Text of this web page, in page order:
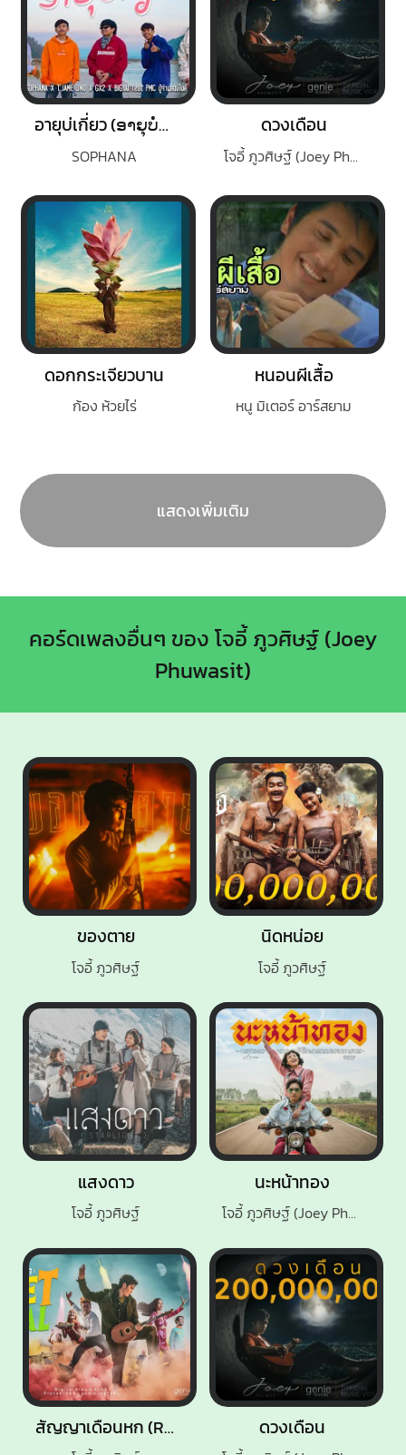
อายุบ่เกี่ยว (ອາຍຸບໍ່ກ່ຽວ)
SOPHANA
ดวงเดือน
โจอี้ ภูวศิษฐ์ (Joey Phuwasit)
ดอกกระเจียวบาน
ก้อง ห้วยไร่
หนอนผีเสื้อ
หนู มิเตอร์ อาร์สยาม
แสดงเพิ่มเติม
คอร์ดเพลงอื่นๆ ของ โจอี้ ภูวศิษฐ์ (Joey
Phuwasit)
นะหน้าทอง
โจอี้ ภูวศิษฐ์ (Joey Phuwasit)
ดวงเดือน
ของตาย
โจอี้ ภูวศิษฐ์
นิดหน่อย
โจอี้ ภูวศิษฐ์
สัญญาเดือนหก (Rocket Festival)
แสงดาว
โจอี้ ภูวศิษฐ์